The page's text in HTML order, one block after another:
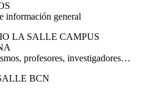
información general
LA SALLE CAMPUS
profesores, investigadores…
BCN